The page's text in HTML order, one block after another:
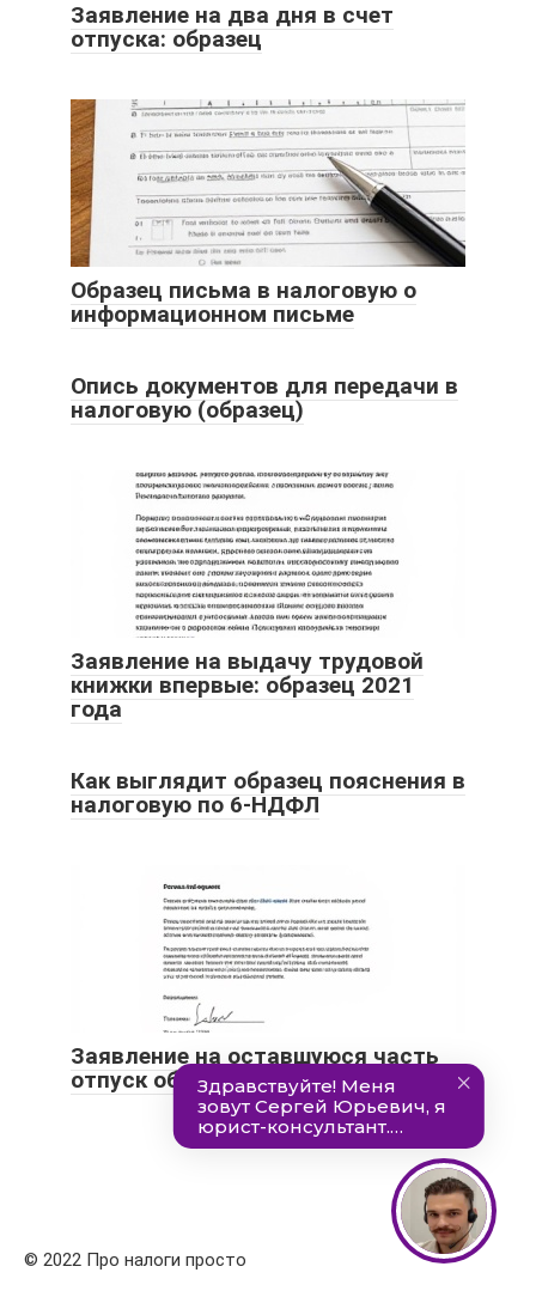
Заявление на два дня в счет
отпуска: образец
Образец письма в налоговую о
информационном письме
Опись документов для передачи в
налоговую (образец)
Заявление на выдачу трудовой
книжки впервые: образец 2021
года
Как выглядит образец пояснения в
налоговую по 6-НДФЛ
Заявление на оставшуюся часть
отпуск образец
© 2022 Про налоги просто